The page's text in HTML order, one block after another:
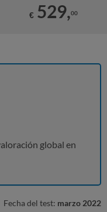
€ 529,00
global en
Fecha del test: marzo 2022